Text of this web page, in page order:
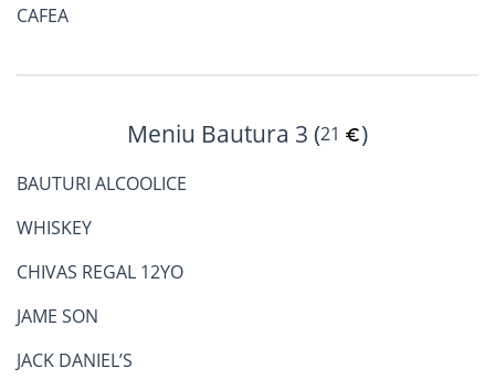
CAFEA
Meniu Bautura 3 (21 )
BAUTURI ALCOOLICE
WHISKEY
CHIVAS REGAL 12YO
JAME SON
JACK DANIEL’S